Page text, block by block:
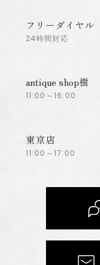
フリーダイヤル
24時間対応
antique shop樹
11:00～16:00
東京店
11:00～17:00